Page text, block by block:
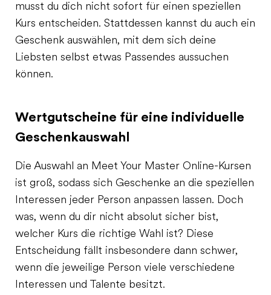
musst du dich nicht sofort für einen speziellen
Kurs entscheiden. Stattdessen kannst du auch ein
Geschenk auswählen, mit dem sich deine
Liebsten selbst etwas Passendes aussuchen
können.
Wertgutscheine für eine individuelle
Geschenkauswahl
Die Auswahl an Meet Your Master Online-Kursen
ist groß, sodass sich Geschenke an die speziellen
Interessen jeder Person anpassen lassen. Doch
was, wenn du dir nicht absolut sicher bist,
welcher Kurs die richtige Wahl ist? Diese
Entscheidung fällt insbesondere dann schwer,
wenn die jeweilige Person viele verschiedene
Interessen und Talente besitzt.